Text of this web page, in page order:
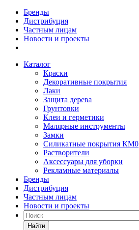
Бренды
Дистрибуция
Частным лицам
Новости и проекты
Каталог
Краски
Декоративные покрытия
Лаки
Защита дерева
Грунтовки
Клеи и герметики
Малярные инструменты
Замки
Силикатные покрытия КМ0
Растворители
Аксессуары для уборки
Рекламные материалы
Бренды
Дистрибуция
Частным лицам
Новости и проекты
Найти